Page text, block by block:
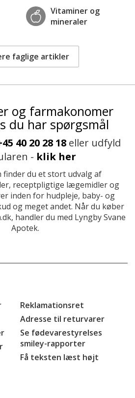
Vitaminer og
mineraler
faglige artikler
og farmakonomer
du har spørgsmål
40 20 28 18eller udfyld
- klik her
finder du et stort udvalg af
receptpligtige lægemidler og
inden for hudpleje, baby- og
og meget andet. Når du køber
handler du med Lyngby Svane
Apotek.
Reklamationsret
Adresse til returvarer
Se fødevarestyrelses
smiley-rapporter
Få teksten læst højt